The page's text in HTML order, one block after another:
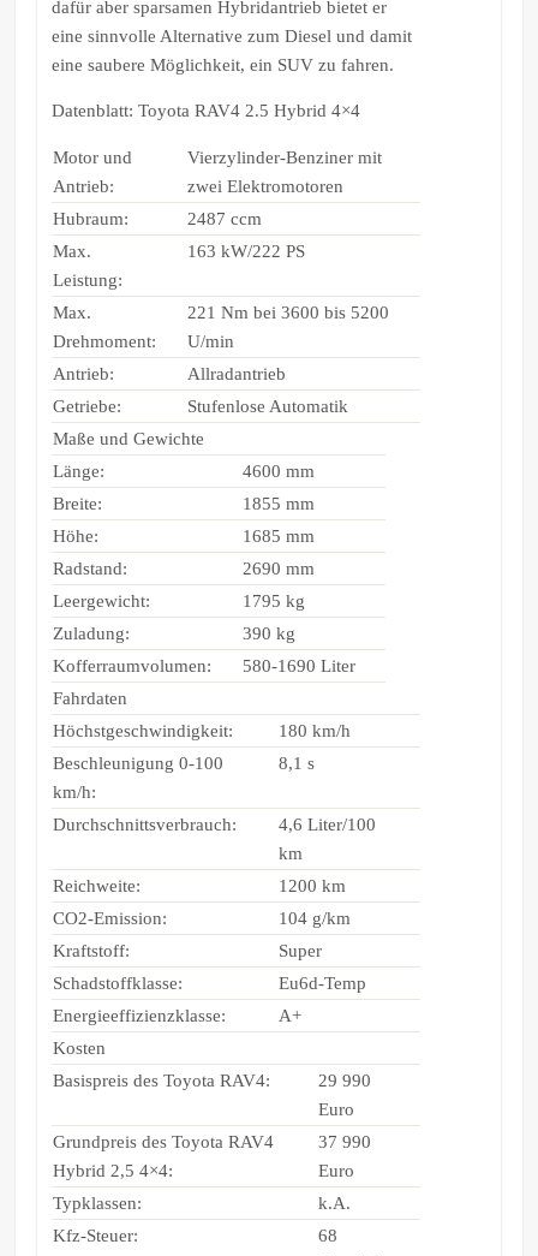
dafür aber sparsamen Hybridantrieb bietet er
eine sinnvolle Alternative zum Diesel und damit
eine saubere Möglichkeit, ein SUV zu fahren.
Datenblatt: Toyota RAV4 2.5 Hybrid 4×4
Motor und
Antrieb:
Vierzylinder-Benziner mit
zwei Elektromotoren
Hubraum:
2487 ccm
Max.
Leistung:
163 kW/222 PS
Max.
Drehmoment:
221 Nm bei 3600 bis 5200
U/min
Antrieb:
Allradantrieb
Getriebe:
Stufenlose Automatik
Maße und Gewichte
Länge:
4600 mm
Breite:
1855 mm
Höhe:
1685 mm
Radstand:
2690 mm
Leergewicht:
1795 kg
Zuladung:
390 kg
Kofferraumvolumen:
580-1690 Liter
Fahrdaten
Höchstgeschwindigkeit:
180 km/h
Beschleunigung 0-100
km/h:
8,1 s
Durchschnittsverbrauch:
4,6 Liter/100
km
Reichweite:
1200 km
CO2-Emission:
104 g/km
Kraftstoff:
Super
Schadstoffklasse:
Eu6d-Temp
Energieeffizienzklasse:
A+
Kosten
Basispreis des Toyota RAV4:
29 990
Euro
Grundpreis des Toyota RAV4
Hybrid 2,5 4×4:
37 990
Euro
Typklassen:
k.A.
Kfz-Steuer:
68